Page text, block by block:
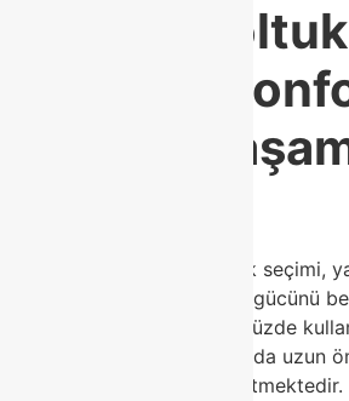
Agusto
Modern,
Prestijli
Ev dekorasyonunda koltuk seçimi,
konforunu hem de estetik gücünü
unsurlardan biridir. Günümüzde
görünen değil, aynı zamanda uzun
koltuk modellerini tercih